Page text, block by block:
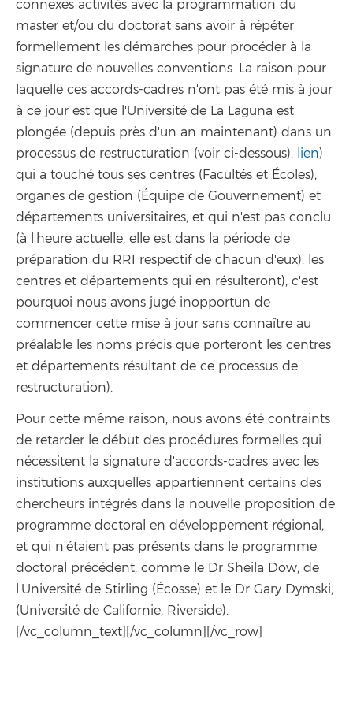
connexes activités avec la programmation du
master et/ou du doctorat sans avoir à répéter
formellement les démarches pour procéder à la
signature de nouvelles conventions. La raison pour
laquelle ces accords-cadres n'ont pas été mis à jour
à ce jour est que l'Université de La Laguna est
plongée (depuis près d'un an maintenant) dans un
processus de restructuration (voir ci-dessous). lien)
qui a touché tous ses centres (Facultés et Écoles),
organes de gestion (Équipe de Gouvernement) et
départements universitaires, et qui n'est pas conclu
(à l'heure actuelle, elle est dans la période de
préparation du RRI respectif de chacun d'eux). les
centres et départements qui en résulteront), c'est
pourquoi nous avons jugé inopportun de
commencer cette mise à jour sans connaître au
préalable les noms précis que porteront les centres
et départements résultant de ce processus de
restructuration).
Pour cette même raison, nous avons été contraints
de retarder le début des procédures formelles qui
nécessitent la signature d'accords-cadres avec les
institutions auxquelles appartiennent certains des
chercheurs intégrés dans la nouvelle proposition de
programme doctoral en développement régional,
et qui n'étaient pas présents dans le programme
doctoral précédent, comme le Dr Sheila Dow, de
l'Université de Stirling (Écosse) et le Dr Gary Dymski,
(Université de Californie, Riverside).
[/vc_column_text][/vc_column][/vc_row]